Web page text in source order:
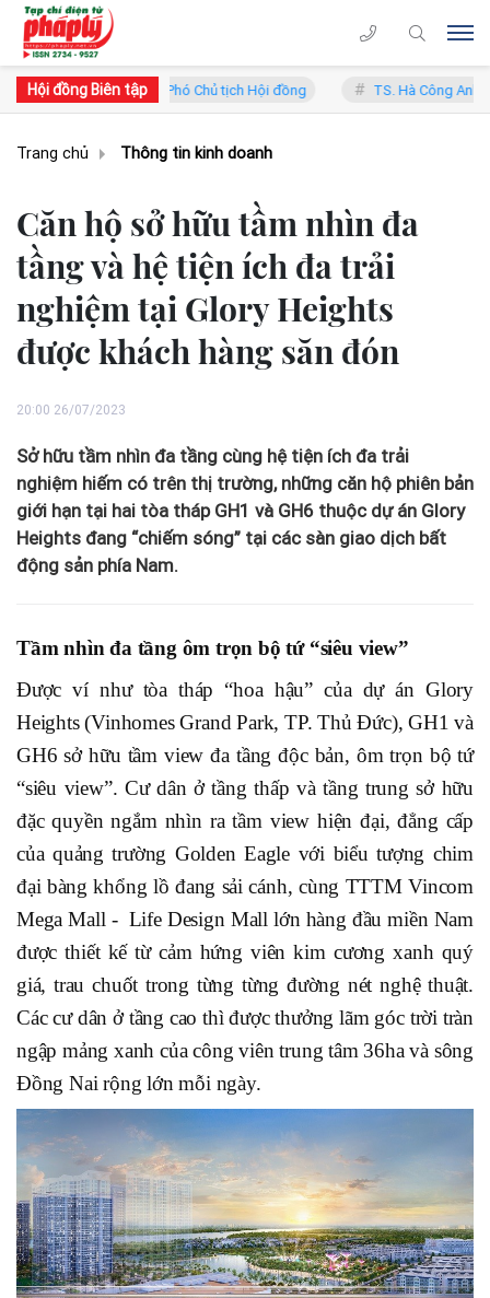
Hội đồng Biên tập
Lý - Phó Chủ tịch Hội đồng TS. Hà Công Anh Bảo - Phó Chủ
Trang chủ Thông tin kinh doanh
Căn hộ sở hữu tầm nhìn đa
tầng và hệ tiện ích đa trải
nghiệm tại Glory Heights
được khách hàng săn đón
20:00 26/07/2023
Sở hữu tầm nhìn đa tầng cùng hệ tiện ích đa trải
nghiệm hiếm có trên thị trường, những căn hộ phiên bản
giới hạn tại hai tòa tháp GH1 và GH6 thuộc dự án Glory
Heights đang “chiếm sóng” tại các sàn giao dịch bất
động sản phía Nam.
Tầm nhìn đa tầng ôm trọn bộ tứ “siêu view”
Được ví như tòa tháp “hoa hậu” của dự án Glory
Heights (Vinhomes Grand Park, TP. Thủ Đức), GH1 và
GH6 sở hữu tầm view đa tầng độc bản, ôm trọn bộ tứ
“siêu view”. Cư dân ở tầng thấp và tầng trung sở hữu
đặc quyền ngắm nhìn ra tầm view hiện đại, đẳng cấp
của quảng trường Golden Eagle với biểu tượng chim
đại bàng khổng lồ đang sải cánh, cùng TTTM Vincom
Mega Mall - Life Design Mall lớn hàng đầu miền Nam
được thiết kế từ cảm hứng viên kim cương xanh quý
giá, trau chuốt trong từng từng đường nét nghệ thuật.
Các cư dân ở tầng cao thì được thưởng lãm góc trời tràn
ngập mảng xanh của công viên trung tâm 36ha và sông
Đồng Nai rộng lớn mỗi ngày.